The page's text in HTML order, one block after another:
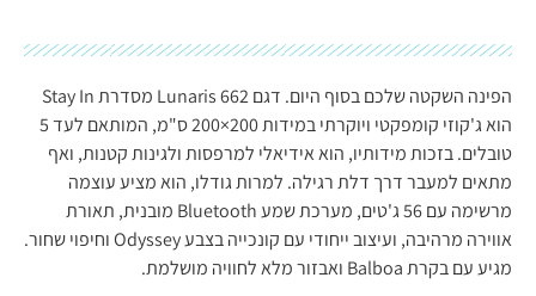
הפינה השקטה שלכם בסוף היום. דגם Lunaris 662 מסדרת Stay In
הוא ג'קוזי קומפקטי ויוקרתי במידות 200×200 ס"מ, המותאם לעד 5
טובלים. בזכות מידותיו, הוא אידיאלי למרפסות ולגינות קטנות, ואף
מתאים למעבר דרך דלת רגילה. למרות גודלו, הוא מציע עוצמה
מרשימה עם 56 ג'טים, מערכת שמע Bluetooth מובנית, תאורת
אווירה מרהיבה, ועיצוב ייחודי עם קונכייה בצבע Odyssey וחיפוי שחור.
מגיע עם בקרת Balboa ואבזור מלא לחוויה מושלמת.